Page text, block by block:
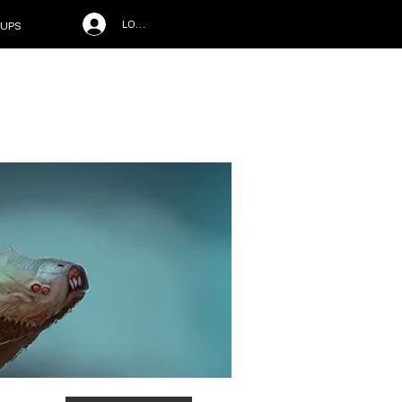
LOG IN